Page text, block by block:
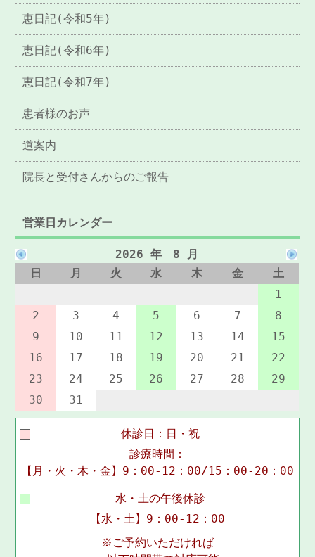
恵日記(令和5年)
恵日記(令和6年)
恵日記(令和7年)
患者様のお声
道案内
院長と受付さんからのご報告
営業日カレンダー
2026 年 8 月
日
月 火 水 木 金
土
1
2
3 4 5 6 7
8
9
10 11 12 13 14
15
16
17 18 19 20 21
22
23
24 25 26 27 28
29
30
31
休診日：日・祝
診療時間：
【月・火・木・金】9：00-12：00/15：00-20：00
水・土の午後休診
【水・土】9：00-12：00
※ご予約いただければ